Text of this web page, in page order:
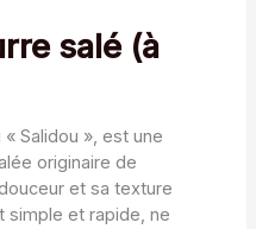
salé (à
Salidou », est une
originaire de
et sa texture
simple et rapide, ne